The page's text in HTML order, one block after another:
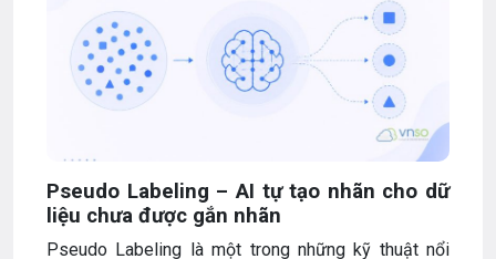
Pseudo Labeling – AI tự tạo nhãn cho dữ
liệu chưa được gắn nhãn
Pseudo Labeling là một trong những kỹ thuật nổi